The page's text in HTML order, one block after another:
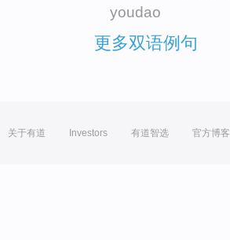
youdao
更多双语例句
关于有道 Investors 有道智选 官方博客